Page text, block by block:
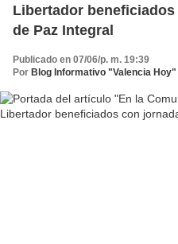
Libertador
de Paz Integral
Publicado en 07/06/p. m. 19:39
Por Blog Informativo "Valencia Hoy"